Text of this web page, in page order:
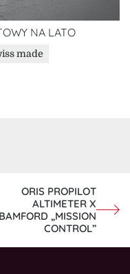
NA LATO
made
ORIS PROPILOT
ALTIMETER X
BAMFORD „MISSION
CONTROL”